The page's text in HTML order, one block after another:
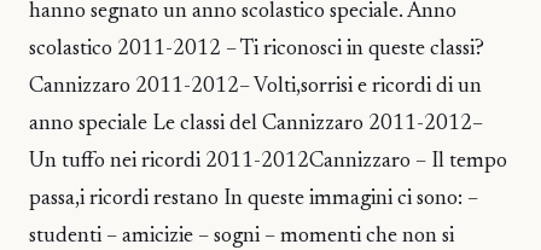
hanno segnato un anno scolastico speciale. Anno
scolastico 2011-2012 – Ti riconosci in queste classi?
Cannizzaro 2011-2012– Volti,sorrisi e ricordi di un
anno speciale Le classi del Cannizzaro 2011-2012–
Un tuffo nei ricordi 2011-2012Cannizzaro – Il tempo
passa,i ricordi restano In queste immagini ci sono: –
studenti – amicizie – sogni – momenti che non si